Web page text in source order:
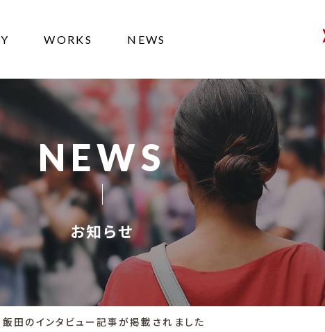
WORKS NEWS
NEWS
お知らせ
田のインタビュー記事が掲載されました